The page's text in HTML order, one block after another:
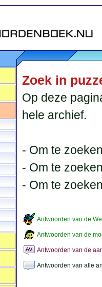
Zoek in
Op deze
hele archief.
- Om te
- Om te
- Om te
Antwoorden van de
Antwoorden van de
Antwoorden van de
Antwoorden van alle